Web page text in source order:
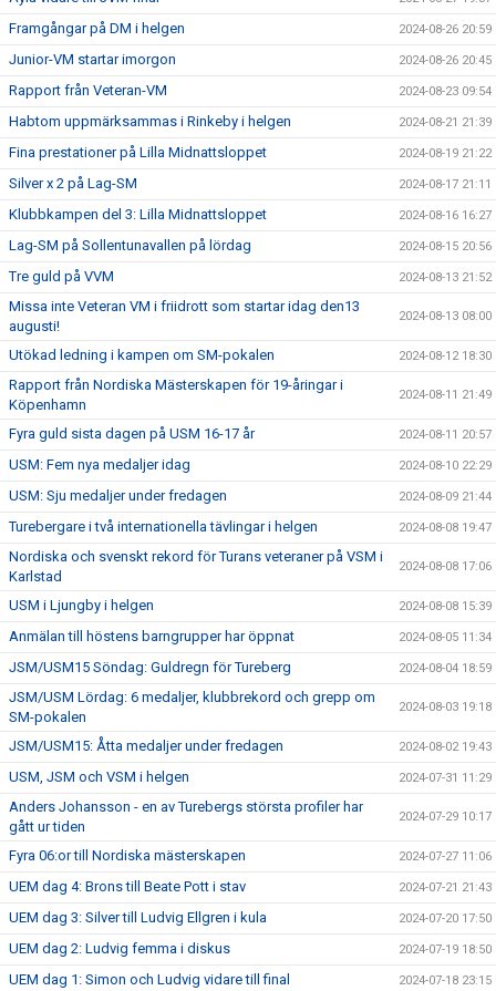
Framgångar på DM i helgen 2024-08-26 20:59
Junior-VM startar imorgon 2024-08-26 20:45
Rapport från Veteran-VM 2024-08-23 09:54
Habtom uppmärksammas i Rinkeby i helgen 2024-08-21 21:39
Fina prestationer på Lilla Midnattsloppet 2024-08-19 21:22
Silver x 2 på Lag-SM 2024-08-17 21:11
Klubbkampen del 3: Lilla Midnattsloppet 2024-08-16 16:27
Lag-SM på Sollentunavallen på lördag 2024-08-15 20:56
Tre guld på VVM 2024-08-13 21:52
Missa inte Veteran VM i friidrott som startar idag den13
augusti!
2024-08-13 08:00
Utökad ledning i kampen om SM-pokalen 2024-08-12 18:30
Rapport från Nordiska Mästerskapen för 19-åringar i
Köpenhamn
2024-08-11 21:49
Fyra guld sista dagen på USM 16-17 år 2024-08-11 20:57
USM: Fem nya medaljer idag 2024-08-10 22:29
USM: Sju medaljer under fredagen 2024-08-09 21:44
Turebergare i två internationella tävlingar i helgen 2024-08-08 19:47
Nordiska och svenskt rekord för Turans veteraner på VSM i
Karlstad
2024-08-08 17:06
USM i Ljungby i helgen 2024-08-08 15:39
Anmälan till höstens barngrupper har öppnat 2024-08-05 11:34
JSM/USM15 Söndag: Guldregn för Tureberg 2024-08-04 18:59
JSM/USM Lördag: 6 medaljer, klubbrekord och grepp om
SM-pokalen
2024-08-03 19:18
JSM/USM15: Åtta medaljer under fredagen 2024-08-02 19:43
USM, JSM och VSM i helgen 2024-07-31 11:29
Anders Johansson - en av Turebergs största profiler har
gått ur tiden
2024-07-29 10:17
Fyra 06:or till Nordiska mästerskapen 2024-07-27 11:06
UEM dag 4: Brons till Beate Pott i stav 2024-07-21 21:43
UEM dag 3: Silver till Ludvig Ellgren i kula 2024-07-20 17:50
UEM dag 2: Ludvig femma i diskus 2024-07-19 18:50
UEM dag 1: Simon och Ludvig vidare till final 2024-07-18 23:15